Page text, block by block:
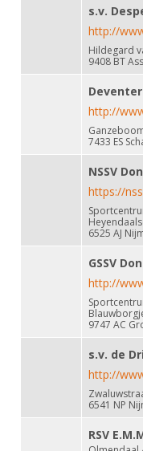
s.v.
http://
Hildegard
9408 BT
http://
7433 ES
NSSV
https://
6525 AJ
GSSV
http://
9747 AC
s.v. de
http://
6541 NP
RSV